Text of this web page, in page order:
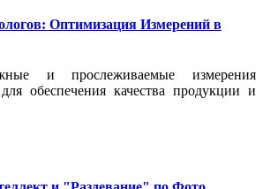
Оптимизация Измерений в
и прослеживаемые измерения
обеспечения качества продукции и